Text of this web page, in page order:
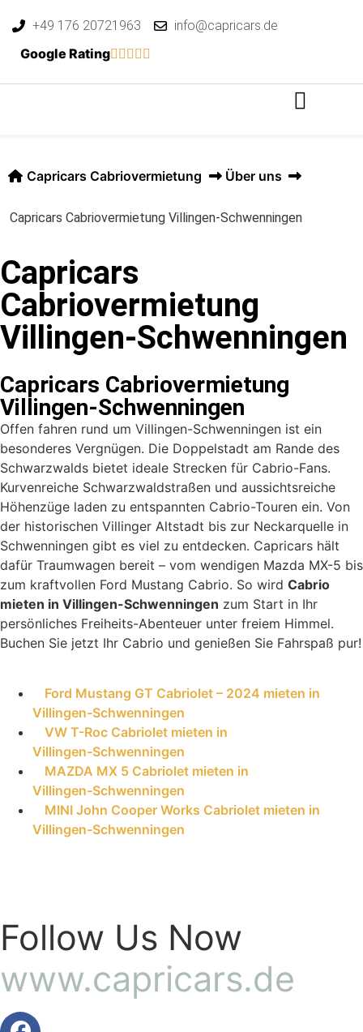
+49 176 20721963 info@capricars.de
Google Rating
Capricars Cabriovermietung Über uns
Capricars Cabriovermietung Villingen-Schwenningen
Capricars
Cabriovermietung
Villingen-Schwenningen
Capricars Cabriovermietung
Villingen-Schwenningen
Offen fahren rund um Villingen-Schwenningen ist ein
besonderes Vergnügen. Die Doppelstadt am Rande des
Schwarzwalds bietet ideale Strecken für Cabrio-Fans.
Kurvenreiche Schwarzwaldstraßen und aussichtsreiche
Höhenzüge laden zu entspannten Cabrio-Touren ein. Von
der historischen Villinger Altstadt bis zur Neckarquelle in
Schwenningen gibt es viel zu entdecken. Capricars hält
dafür Traumwagen bereit – vom wendigen Mazda MX-5 bis
zum kraftvollen Ford Mustang Cabrio. So wird Cabrio
mieten in Villingen-Schwenningen zum Start in Ihr
persönliches Freiheits-Abenteuer unter freiem Himmel.
Buchen Sie jetzt Ihr Cabrio und genießen Sie Fahrspaß pur!
Ford Mustang GT Cabriolet – 2024 mieten in
Villingen-Schwenningen
VW T-Roc Cabriolet mieten in
Villingen-Schwenningen
MAZDA MX 5 Cabriolet mieten in
Villingen-Schwenningen
MINI John Cooper Works Cabriolet mieten in
Villingen-Schwenningen
Follow Us Now
www.capricars.de